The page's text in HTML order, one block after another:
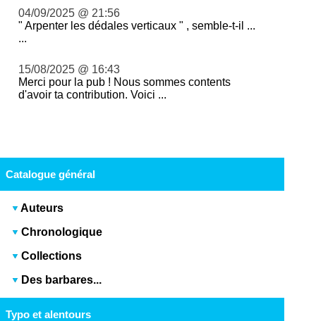
04/09/2025 @ 21:56
" Arpenter les dédales verticaux " , semble-t-il ...
...
15/08/2025 @ 16:43
Merci pour la pub ! Nous sommes contents
d'avoir ta contribution. Voici ...
Catalogue général
Auteurs
Chronologique
Collections
Des barbares...
Typo et alentours